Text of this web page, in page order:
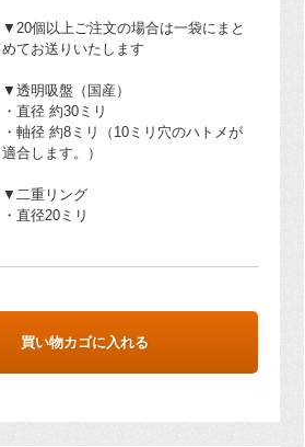
▼20個以上ご注文の場合は一袋にまと
めてお送りいたします
▼透明吸盤（国産）
・直径 約30ミリ
・軸径 約8ミリ（10ミリ穴のハトメが
適合します。）
▼二重リング
・直径20ミリ
買い物カゴに入れる